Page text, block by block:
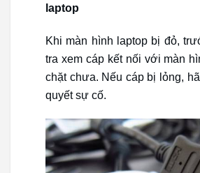
laptop
Khi màn hình laptop bị đỏ,
tra xem cáp kết nối với màn
chặt chưa. Nếu cáp bị lỏng,
quyết sự cố.